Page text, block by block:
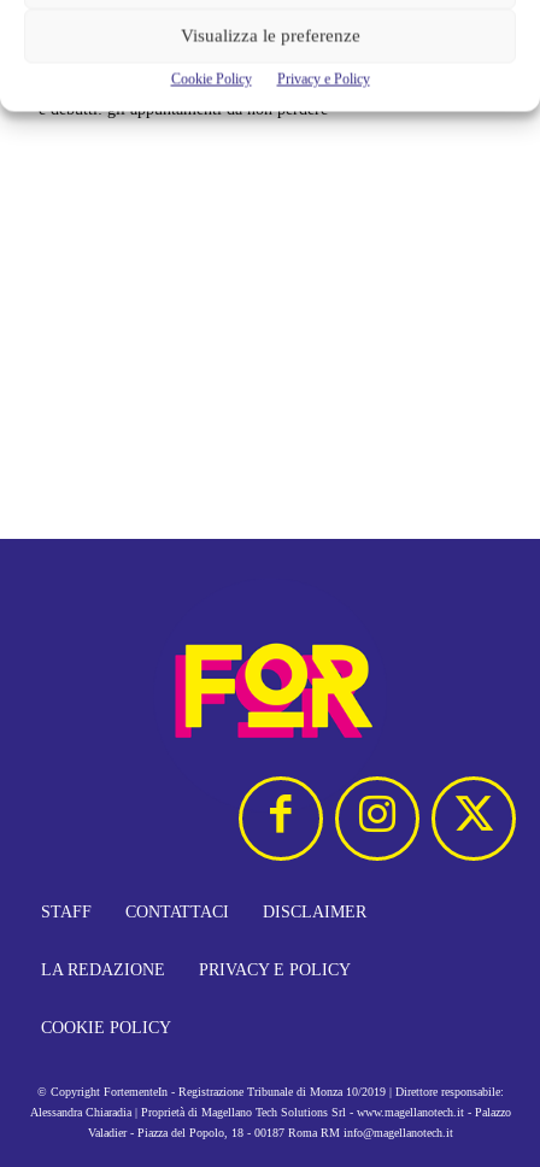
Visualizza le preferenze
Cookie Policy Privacy e Policy
italia: quando saranno disponibili gli episodi
Agosto 2026 si accende in streaming | Oltre 40 serie tra grandi ritorni
e debutti: gli appuntamenti da non perdere
STAFF CONTATTACI DISCLAIMER
LA REDAZIONE PRIVACY E POLICY
COOKIE POLICY
© Copyright FortementeIn - Registrazione Tribunale di Monza 10/2019 | Direttore responsabile:
Alessandra Chiaradia | Proprietà di Magellano Tech Solutions Srl - www.magellanotech.it - Palazzo
Valadier - Piazza del Popolo, 18 - 00187 Roma RM info@magellanotech.it